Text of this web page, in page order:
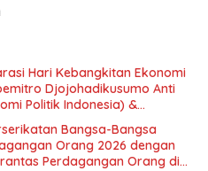
Hari Kebangkitan Ekonomi
Djojohadikusumo Anti
Politik Indonesia) &
Undang Perekonomian
dalam Menata Bangsa
Bangsa-Bangsa
Orang 2026 dengan
Perdagangan Orang di